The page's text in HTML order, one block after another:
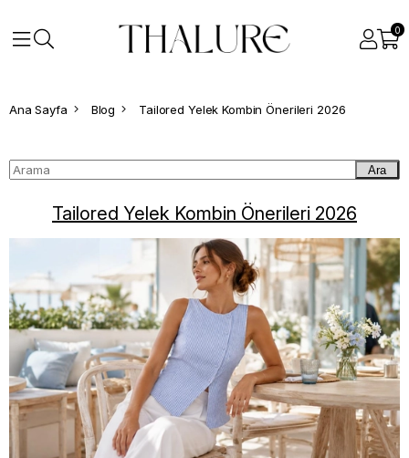
0
Ana Sayfa Blog Tailored Yelek Kombin Önerileri 2026
Ara
Tailored Yelek Kombin Önerileri 2026